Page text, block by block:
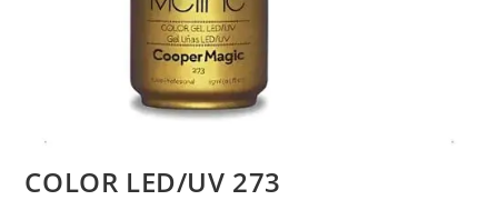
COLOR LED/UV 273